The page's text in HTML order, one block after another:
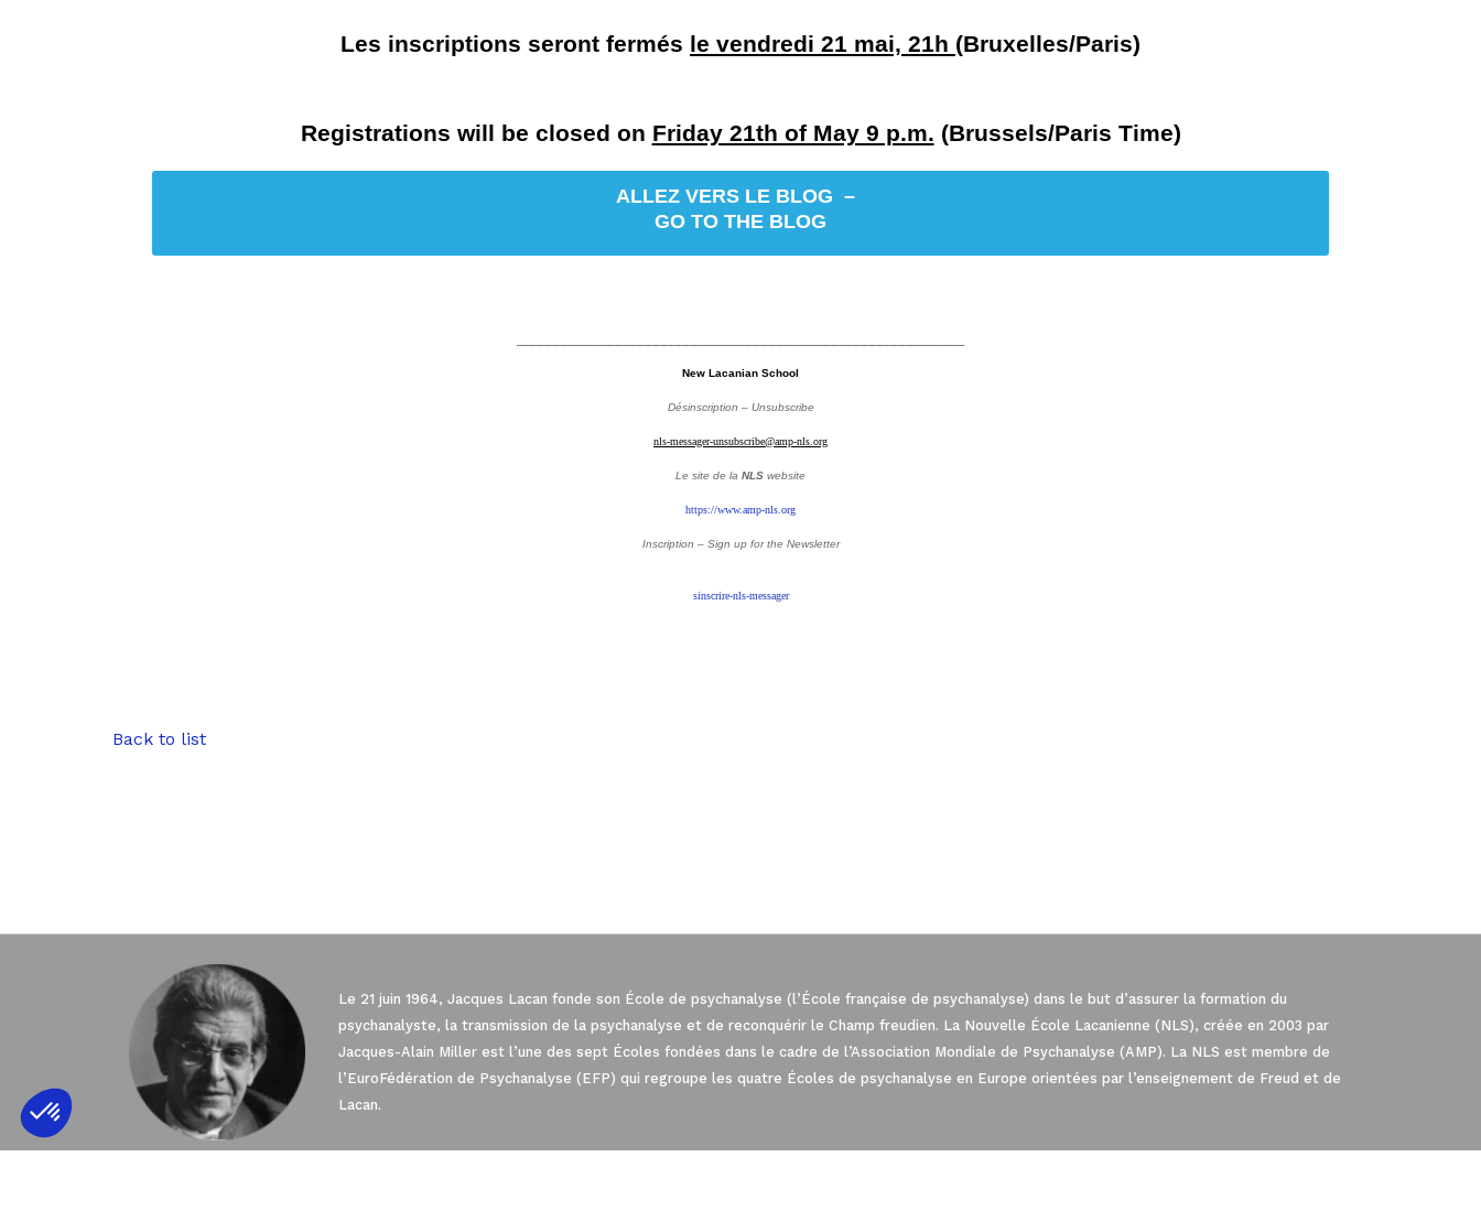
Les inscriptions seront fermés le vendredi 21 mai, 21h (Bruxelles/Paris)
Registrations will be closed on Friday 21th of May 9 p.m. (Brussels/Paris Time)
ALLEZ VERS LE BLOG –
GO TO THE BLOG
New Lacanian School
Désinscription – Unsubscribe
nls-messager-unsubscribe@amp-nls.org
Le site de la NLS website
https://www.amp-nls.org
Inscription – Sign up for the Newsletter
sinscrire-nls-messager
Back to list
Le 21 juin 1964, Jacques Lacan fonde son École de psychanalyse (l’École française de psychanalyse) dans le but d’assurer la formation du
psychanalyste, la transmission de la psychanalyse et de reconquérir le Champ freudien. La Nouvelle École Lacanienne (NLS), créée en 2003 par
Jacques-Alain Miller est l’une des sept Écoles fondées dans le cadre de l’Association Mondiale de Psychanalyse (AMP). La NLS est membre de
l’EuroFédération de Psychanalyse (EFP) qui regroupe les quatre Écoles de psychanalyse en Europe orientées par l’enseignement de Freud et de
Lacan.
Axeptio consent
Plateforme de Gestion du Consentement : Personnalisez vos Options
Notre plateforme vous permet d'adapter et de gérer vos paramètres de confidentialité, en garantissant la conformité avec